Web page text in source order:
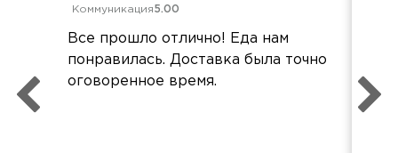
Коммуникация5.00
Все прошло отлично! Еда нам
понравилась. Доставка была точно
оговоренное время.